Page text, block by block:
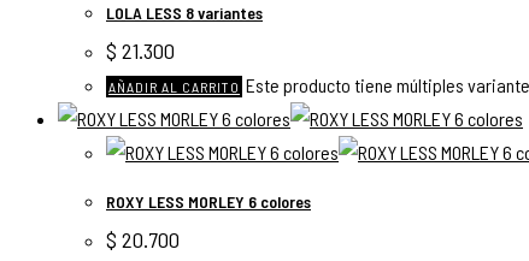
LOLA LESS 8 variantes
$ 21.300
AÑADIR AL CARRITO Este producto tiene múltiples
ROXY LESS MORLEY 6 colores
$ 20.700